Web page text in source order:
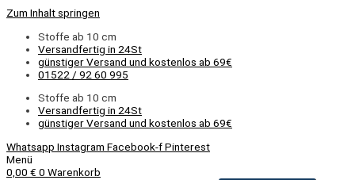
Zum Inhalt springen
Stoffe ab 10 cm
Versandfertig in 24St
günstiger Versand und kostenlos ab 69€
01522 / 92 60 995
Stoffe ab 10 cm
Versandfertig in 24St
günstiger Versand und kostenlos ab 69€
Whatsapp Instagram Facebook-fPinterest
Menü
0,00 € 0 Warenkorb